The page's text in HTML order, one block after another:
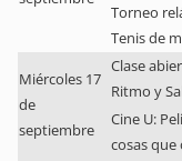
Torneo
Tenis de
Miércoles 17
de
septiembre
Clase
Ritmo y
Cine U:
cosas que